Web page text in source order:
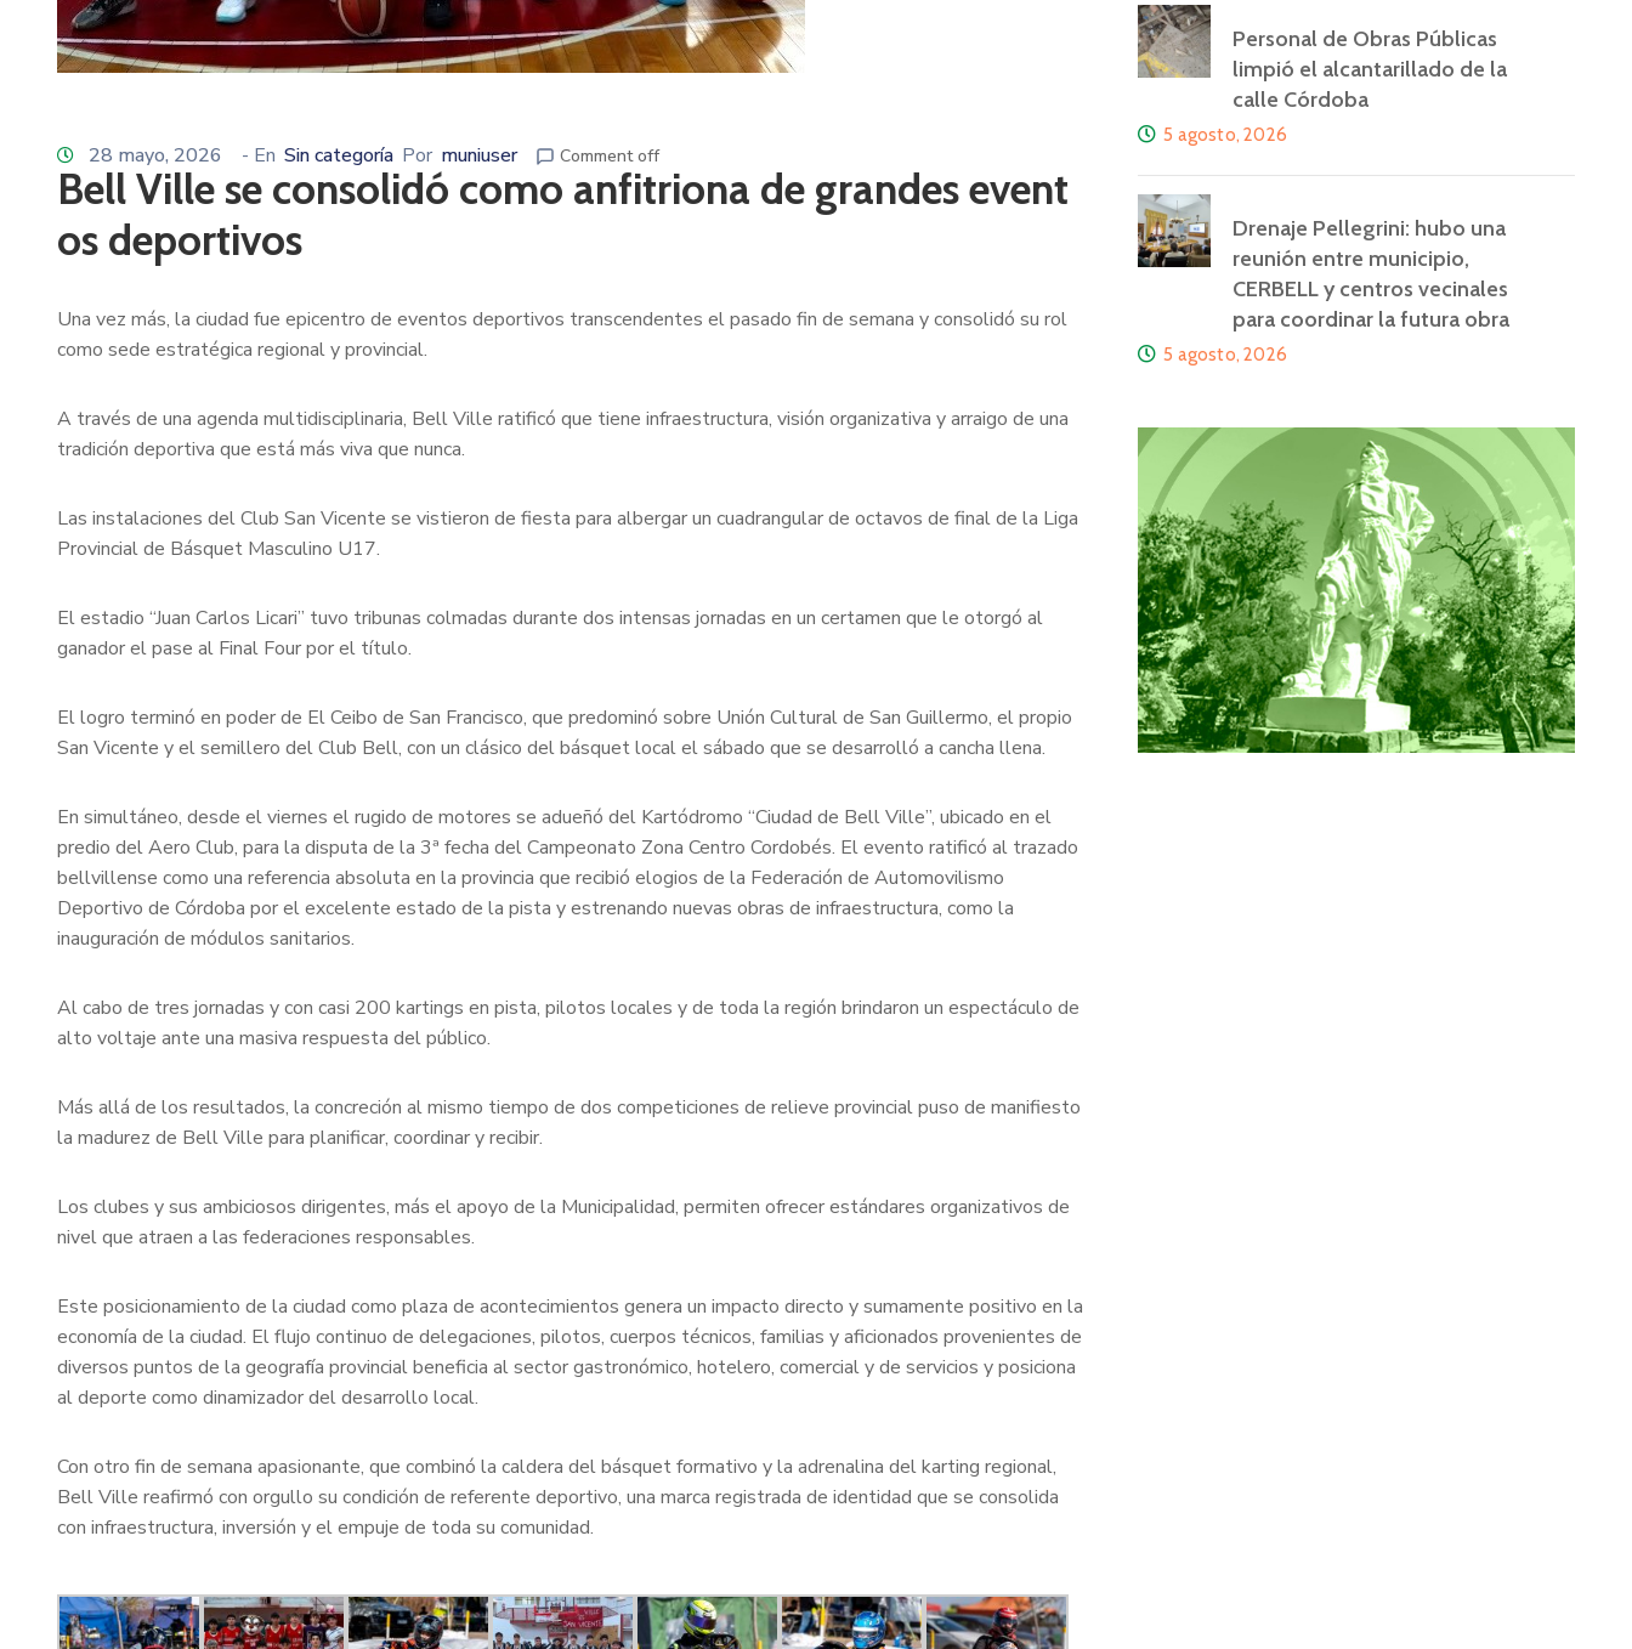
28 mayo, 2026 - En Sin categoría Por muniuser Comment off
Bell Ville se consolidó como anfitriona de grandes event
os deportivos
Una vez más, la ciudad fue epicentro de eventos deportivos transcendentes el pasado fin de semana y consolidó su rol
como sede estratégica regional y provincial.
A través de una agenda multidisciplinaria, Bell Ville ratificó que tiene infraestructura, visión organizativa y arraigo de una
tradición deportiva que está más viva que nunca.
Las instalaciones del Club San Vicente se vistieron de fiesta para albergar un cuadrangular de octavos de final de la Liga
Provincial de Básquet Masculino U17.
El estadio “Juan Carlos Licari” tuvo tribunas colmadas durante dos intensas jornadas en un certamen que le otorgó al
ganador el pase al Final Four por el título.
El logro terminó en poder de El Ceibo de San Francisco, que predominó sobre Unión Cultural de San Guillermo, el propio
San Vicente y el semillero del Club Bell, con un clásico del básquet local el sábado que se desarrolló a cancha llena.
En simultáneo, desde el viernes el rugido de motores se adueñó del Kartódromo “Ciudad de Bell Ville”, ubicado en el
predio del Aero Club, para la disputa de la 3ª fecha del Campeonato Zona Centro Cordobés. El evento ratificó al trazado
bellvillense como una referencia absoluta en la provincia que recibió elogios de la Federación de Automovilismo
Deportivo de Córdoba por el excelente estado de la pista y estrenando nuevas obras de infraestructura, como la
inauguración de módulos sanitarios.
Al cabo de tres jornadas y con casi 200 kartings en pista, pilotos locales y de toda la región brindaron un espectáculo de
alto voltaje ante una masiva respuesta del público.
Más allá de los resultados, la concreción al mismo tiempo de dos competiciones de relieve provincial puso de manifiesto
la madurez de Bell Ville para planificar, coordinar y recibir.
Los clubes y sus ambiciosos dirigentes, más el apoyo de la Municipalidad, permiten ofrecer estándares organizativos de
nivel que atraen a las federaciones responsables.
Este posicionamiento de la ciudad como plaza de acontecimientos genera un impacto directo y sumamente positivo en la
economía de la ciudad. El flujo continuo de delegaciones, pilotos, cuerpos técnicos, familias y aficionados provenientes de
diversos puntos de la geografía provincial beneficia al sector gastronómico, hotelero, comercial y de servicios y posiciona
al deporte como dinamizador del desarrollo local.
Con otro fin de semana apasionante, que combinó la caldera del básquet formativo y la adrenalina del karting regional,
Bell Ville reafirmó con orgullo su condición de referente deportivo, una marca registrada de identidad que se consolida
con infraestructura, inversión y el empuje de toda su comunidad.
Personal de Obras Públicas
limpió el alcantarillado de la
calle Córdoba
5 agosto, 2026
Drenaje Pellegrini: hubo una
reunión entre municipio,
CERBELL y centros vecinales
para coordinar la futura obra
5 agosto, 2026